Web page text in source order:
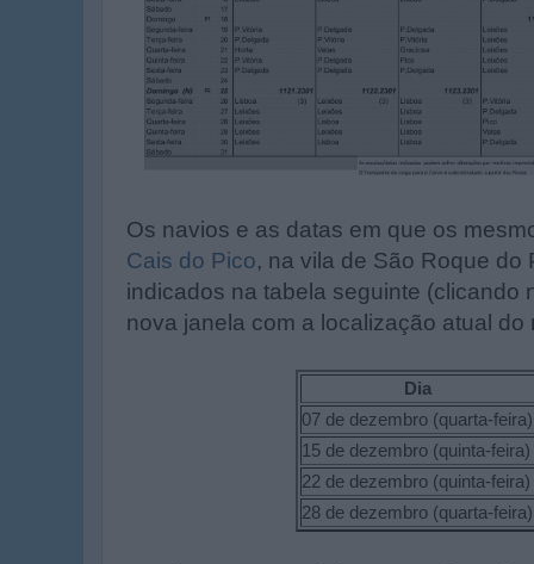
Os navios e as datas em que os
Cais do Pico, na vila de São Roque do
indicados na tabela seguinte (clicando
nova janela com a localização atual do
Dia
07 de dezembro (quarta-feira)
15 de dezembro (quinta-feira)
22 de dezembro (quinta-feira)
28 de dezembro (quarta-feira)